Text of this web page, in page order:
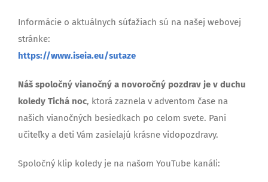
Informácie o aktuálnych súťažiach sú na našej webovej
stránke:
https://www.iseia.eu/sutaze
Náš spoločný vianočný a novoročný pozdrav je v duchu
koledy Tichá noc, ktorá zaznela v adventom čase na
našich vianočných besiedkach po celom svete. Pani
učiteľky a deti Vám zasielajú krásne vidopozdravy.
Spoločný klip koledy je na našom YouTube kanáli: